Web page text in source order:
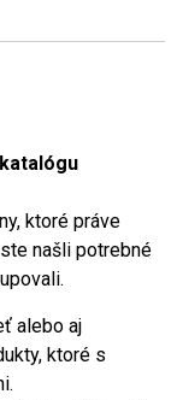
ktoré práve
našli potrebné
alebo aj
ktoré s